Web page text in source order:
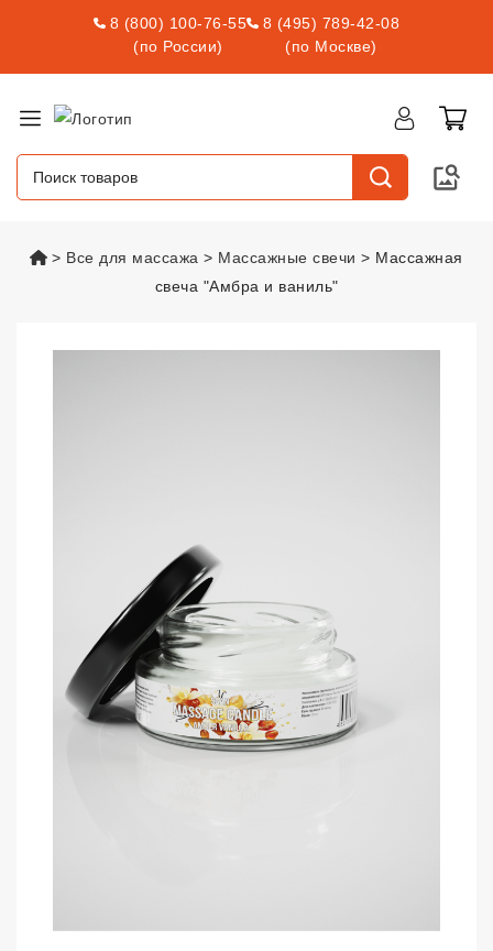
8 (800) 100-76-55
(по России)
8 (495) 789-42-08
(по Москве)
vsexshop.ru
Все для массажа Массажные свечи
Массажная
свеча "Амбра и ваниль"